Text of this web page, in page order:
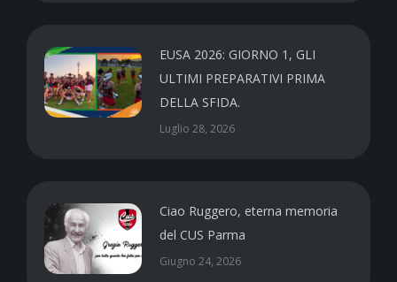
EUSA 2026: GIORNO 1, GLI
ULTIMI PREPARATIVI PRIMA
DELLA SFIDA.
Luglio 28, 2026
Ciao Ruggero, eterna memoria
del CUS Parma
Giugno 24, 2026